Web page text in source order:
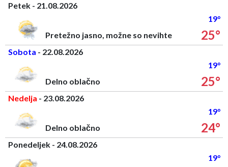
Petek - 21.08.2026
19°
Pretežno jasno, možne so nevihte
25°
Sobota - 22.08.2026
19°
Delno oblačno
25°
Nedelja - 23.08.2026
19°
Delno oblačno
24°
Ponedeljek - 24.08.2026
19°